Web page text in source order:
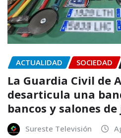
ACTUALIDAD SOCIEDAD
La Guardia Civil de
desarticula una
bancos y salones
Sureste Televisión